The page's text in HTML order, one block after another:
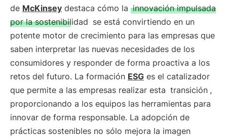
de McKinsey destaca cómo la innovación impulsada
por la sostenibilidad se está convirtiendo en un
potente motor de crecimiento para las empresas que
saben interpretar las nuevas necesidades de los
consumidores y responder de forma proactiva a los
retos del futuro. La formación ESG es el catalizador
que permite a las empresas realizar esta transición ,
proporcionando a los equipos las herramientas para
innovar de forma responsable. La adopción de
prácticas sostenibles no sólo mejora la imagen